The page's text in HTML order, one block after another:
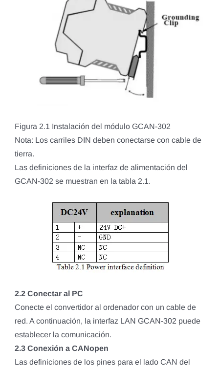
Figura 2.1 Instalación del módulo GCAN-302
Nota: Los carriles DIN deben conectarse con cable de
tierra.
Las definiciones de la interfaz de alimentación del
GCAN-302 se muestran en la tabla 2.1.
2.2 Conectar al PC
Conecte el convertidor al ordenador con un cable de
red. A continuación, la interfaz LAN GCAN-302 puede
establecer la comunicación.
2.3 Conexión a CANopen
Las definiciones de los pines para el lado CAN del